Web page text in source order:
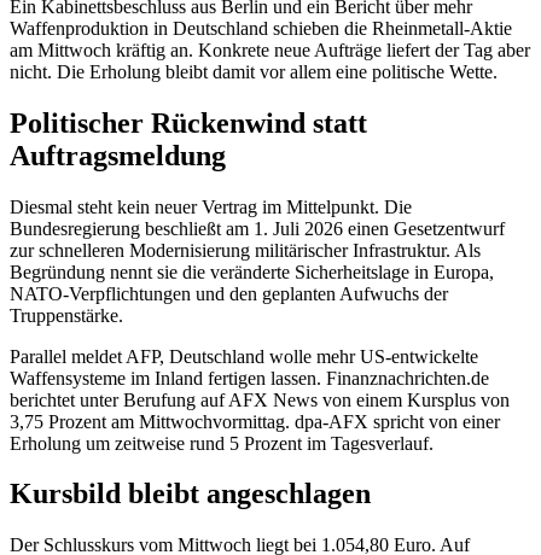
Ein Kabinettsbeschluss aus Berlin und ein Bericht über mehr
Waffenproduktion in Deutschland schieben die Rheinmetall-Aktie
am Mittwoch kräftig an. Konkrete neue Aufträge liefert der Tag aber
nicht. Die Erholung bleibt damit vor allem eine politische Wette.
Politischer Rückenwind statt
Auftragsmeldung
Diesmal steht kein neuer Vertrag im Mittelpunkt. Die
Bundesregierung beschließt am 1. Juli 2026 einen Gesetzentwurf
zur schnelleren Modernisierung militärischer Infrastruktur. Als
Begründung nennt sie die veränderte Sicherheitslage in Europa,
NATO-Verpflichtungen und den geplanten Aufwuchs der
Truppenstärke.
Parallel meldet AFP, Deutschland wolle mehr US-entwickelte
Waffensysteme im Inland fertigen lassen. Finanznachrichten.de
berichtet unter Berufung auf AFX News von einem Kursplus von
3,75 Prozent am Mittwochvormittag. dpa-AFX spricht von einer
Erholung um zeitweise rund 5 Prozent im Tagesverlauf.
Kursbild bleibt angeschlagen
Der Schlusskurs vom Mittwoch liegt bei 1.054,80 Euro. Auf